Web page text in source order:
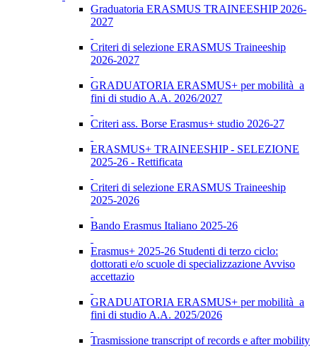
Graduatoria ERASMUS TRAINEESHIP 2026-
2027
Criteri di selezione ERASMUS Traineeship
2026-2027
GRADUATORIA ERASMUS+ per mobilità a
fini di studio A.A. 2026/2027
Criteri ass. Borse Erasmus+ studio 2026-27
ERASMUS+ TRAINEESHIP - SELEZIONE
2025-26 - Rettificata
Criteri di selezione ERASMUS Traineeship
2025-2026
Bando Erasmus Italiano 2025-26
Erasmus+ 2025-26 Studenti di terzo ciclo:
dottorati e/o scuole di specializzazione Avviso
accettazio
GRADUATORIA ERASMUS+ per mobilità a
fini di studio A.A. 2025/2026
Trasmissione transcript of records e after mobility